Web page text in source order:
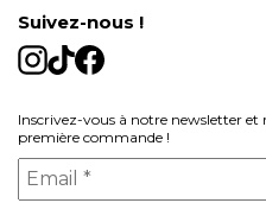
Gestion des cookies
Suivez-nous !
Inscrivez-vous à notre newsletter et
première commande !